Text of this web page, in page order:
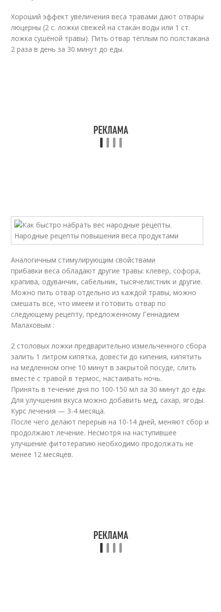
Хороший эффект увеличения веса травами дают отвары
люцерны (2 с. ложки свежей на стакан воды или 1 ст.
ложка сушёной травы). Пить отвар тёплым по полстакана
2 раза в день за 30 минут до еды.
Аналогичным стимулирующим свойствами
прибавки веса обладают другие травы: клевер, софора,
крапива, одуванчик, сабельник, тысячелистник и другие.
Можно пить отвар отдельно из каждой травы, можно
смешать все, что имеем и готовить отвар по
следующему рецепту, предложенному Геннадием
Малаховым :
2 столовых ложки предварительно измельченного сбора
залить 1 литром кипятка, довести до кипения, кипятить
на медленном огне 10 минут в закрытой посуде, слить
вместе с травой в термос, настаивать ночь.
Принять в течение дня по 100-150 мл за 30 минут до еды.
Для улучшения вкуса можно добавить мед, сахар, ягоды.
Курс лечения — 3-4 месяца.
После чего делают перерыв на 10-14 дней, меняют сбор и
продолжают лечение. Несмотря на наступившее
улучшение фитотерапию необходимо продолжать не
менее 12 месяцев.